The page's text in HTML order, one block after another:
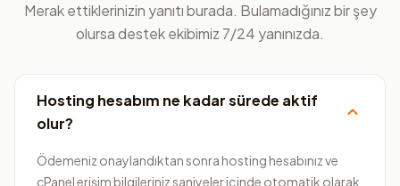
Merak ettiklerinizin yanıtı burada. Bulamadığınız bir şey
olursa destek ekibimiz 7/24 yanınızda.
Hosting hesabım ne kadar sürede aktif
olur?
Ödemeniz onaylandıktan sonra hosting hesabınız ve
cPanel erişim bilgileriniz saniyeler içinde otomatik olarak